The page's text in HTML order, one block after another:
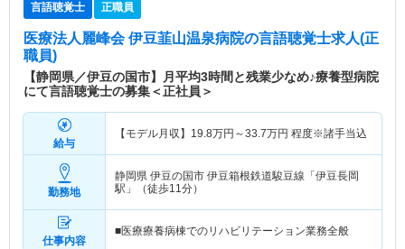
言語聴覚士 正職員
医療法人麗峰会 伊豆韮山温泉病院の言語聴覚士求人(正
職員)
【静岡県／伊豆の国市】月平均3時間と残業少なめ♪療養型病院
にて言語聴覚士の募集＜正社員＞
給与
【モデル月収】 19.8万円～33.7万円 程度※諸手当込
勤務地
静岡県 伊豆の国市 伊豆箱根鉄道駿豆線「伊豆長岡
駅」（徒歩11分）
仕事内容
■医療療養病棟でのリハビリテーション業務全般